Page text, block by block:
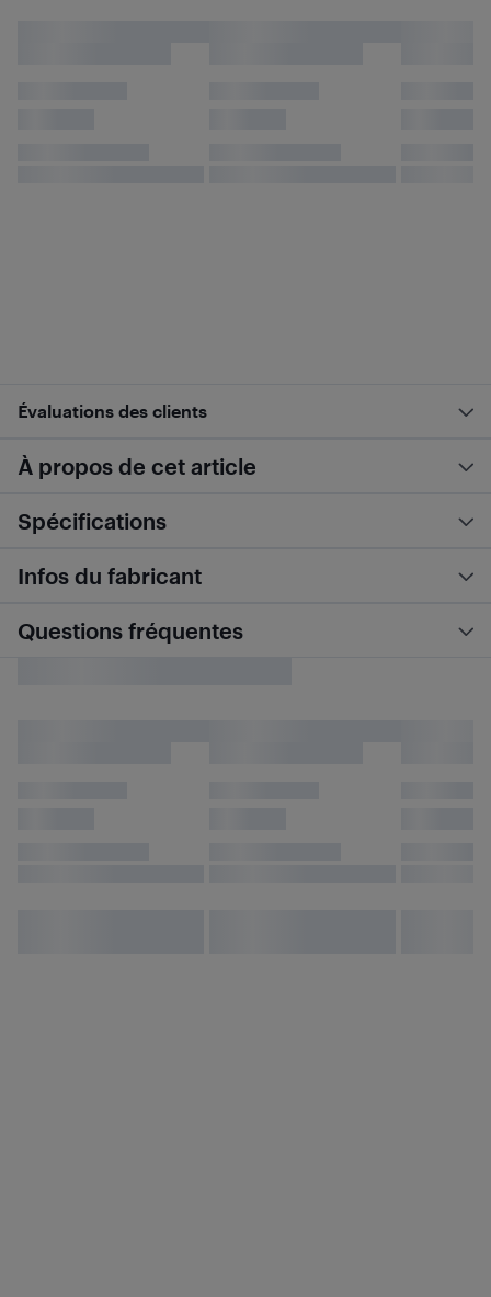
Évaluations des clients
À propos de cet article
Spécifications
Infos du fabricant
Questions fréquentes